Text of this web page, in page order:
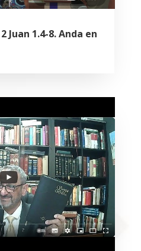
Juan 1.4-8. Anda en